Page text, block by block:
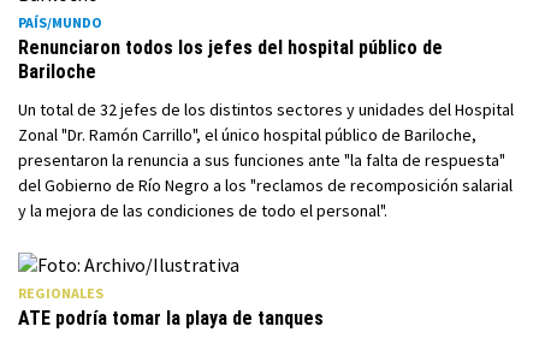
PAÍS/MUNDO
Renunciaron todos los jefes del hospital público de
Bariloche
Un total de 32 jefes de los distintos sectores y unidades del Hospital
Zonal "Dr. Ramón Carrillo", el único hospital público de Bariloche,
presentaron la renuncia a sus funciones ante "la falta de respuesta"
del Gobierno de Río Negro a los "reclamos de recomposición salarial
y la mejora de las condiciones de todo el personal".
REGIONALES
ATE podría tomar la playa de tanques